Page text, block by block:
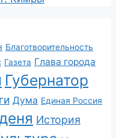
Благотворительность
Газета Глава города
Губернатор
Дума Единая Россия
История